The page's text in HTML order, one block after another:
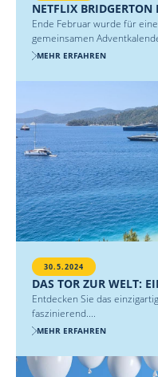
NETFLIX BRIDGERTON
Ende Februar wurde für
gemeinsamen
MEHR ERFAHREN
30.5.2024
DAS TOR ZUR WELT:
Entdecken Sie das
faszinierend....
MEHR ERFAHREN